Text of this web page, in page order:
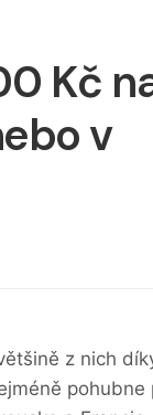
Kč
v
z nich
pohubne